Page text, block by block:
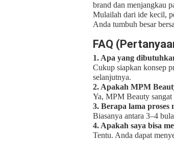
brand dan menjangkau
Mulailah dari ide kecil,
Anda tumbuh besar
FAQ
1. Apa yang
Cukup siapkan konsep
selanjutnya.
2. Apakah MPM
Ya, MPM Beauty
3. Berapa lama proses
Biasanya antara 3–4
4. Apakah saya bisa
Tentu. Anda dapat